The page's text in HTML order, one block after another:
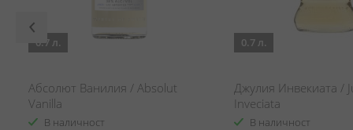
0.7 л.
Абсолют Ванилия / Absolut
Vanilla
В наличност
0.7 л.
Джулия Инвекиата /
Inveciata
В наличност